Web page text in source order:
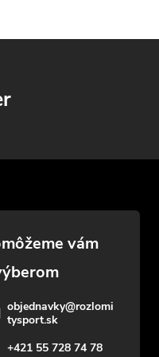
objednavky@rozlomi
tysport.sk
+421 55 728 74 78